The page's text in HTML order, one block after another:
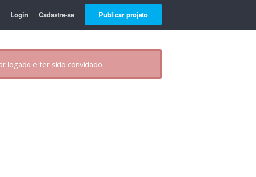
Login Cadastre-se Publicar projeto
logado e ter sido convidado.